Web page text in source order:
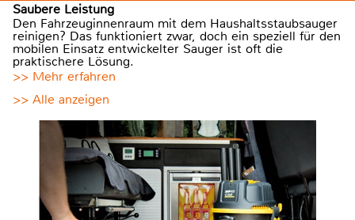
Saubere Leistung
Den Fahrzeuginnenraum mit dem Haushaltsstaubsauger
reinigen? Das funktioniert zwar, doch ein speziell für den
mobilen Einsatz entwickelter Sauger ist oft die
praktischere Lösung.
>> Mehr erfahren
>> Alle anzeigen